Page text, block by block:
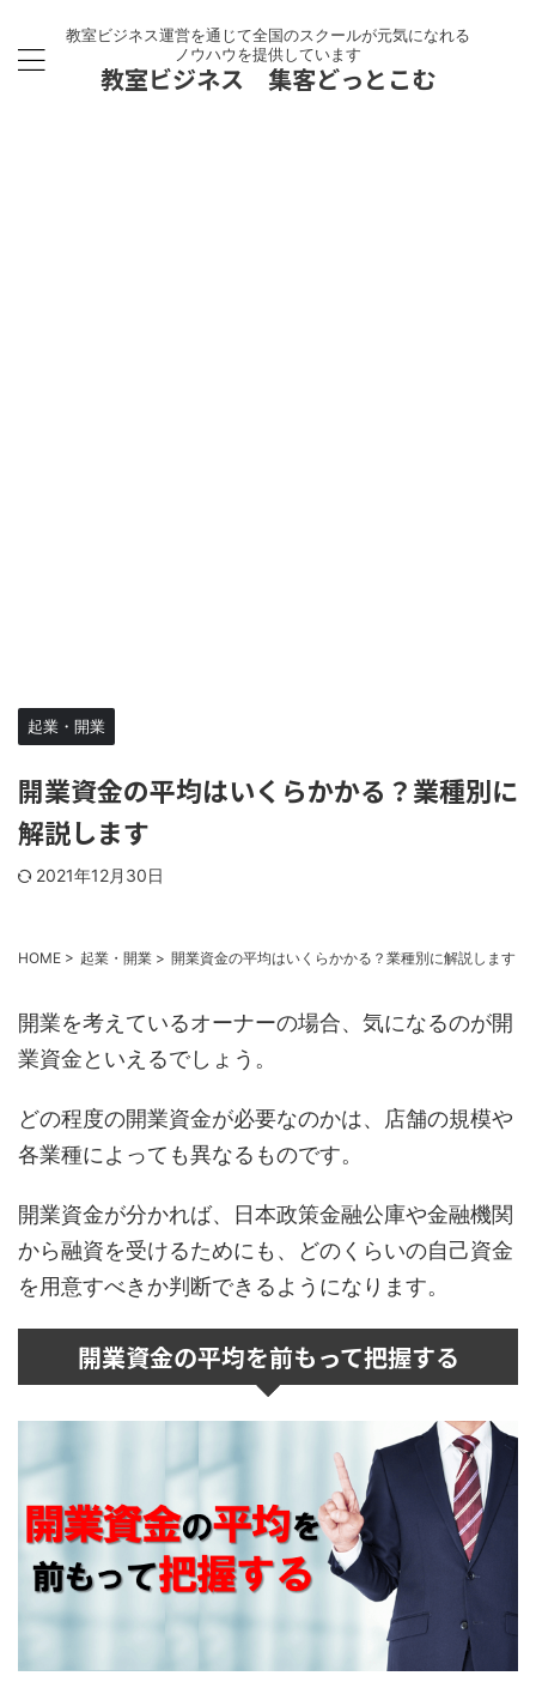
教室ビジネス運営を通じて全国のスクールが元気になれる
ノウハウを提供しています
教室ビジネス 集客どっとこむ
起業・開業
開業資金の平均はいくらかかる？業種別に
解説します
2021年12月30日
HOME > 起業・開業 > 開業資金の平均はいくらかかる？業種別に解説します
開業を考えているオーナーの場合、気になるのが開
業資金といえるでしょう。
どの程度の開業資金が必要なのかは、店舗の規模や
各業種によっても異なるものです。
開業資金が分かれば、日本政策金融公庫や金融機関
から融資を受けるためにも、どのくらいの自己資金
を用意すべきか判断できるようになります。
開業資金の平均を前もって把握する